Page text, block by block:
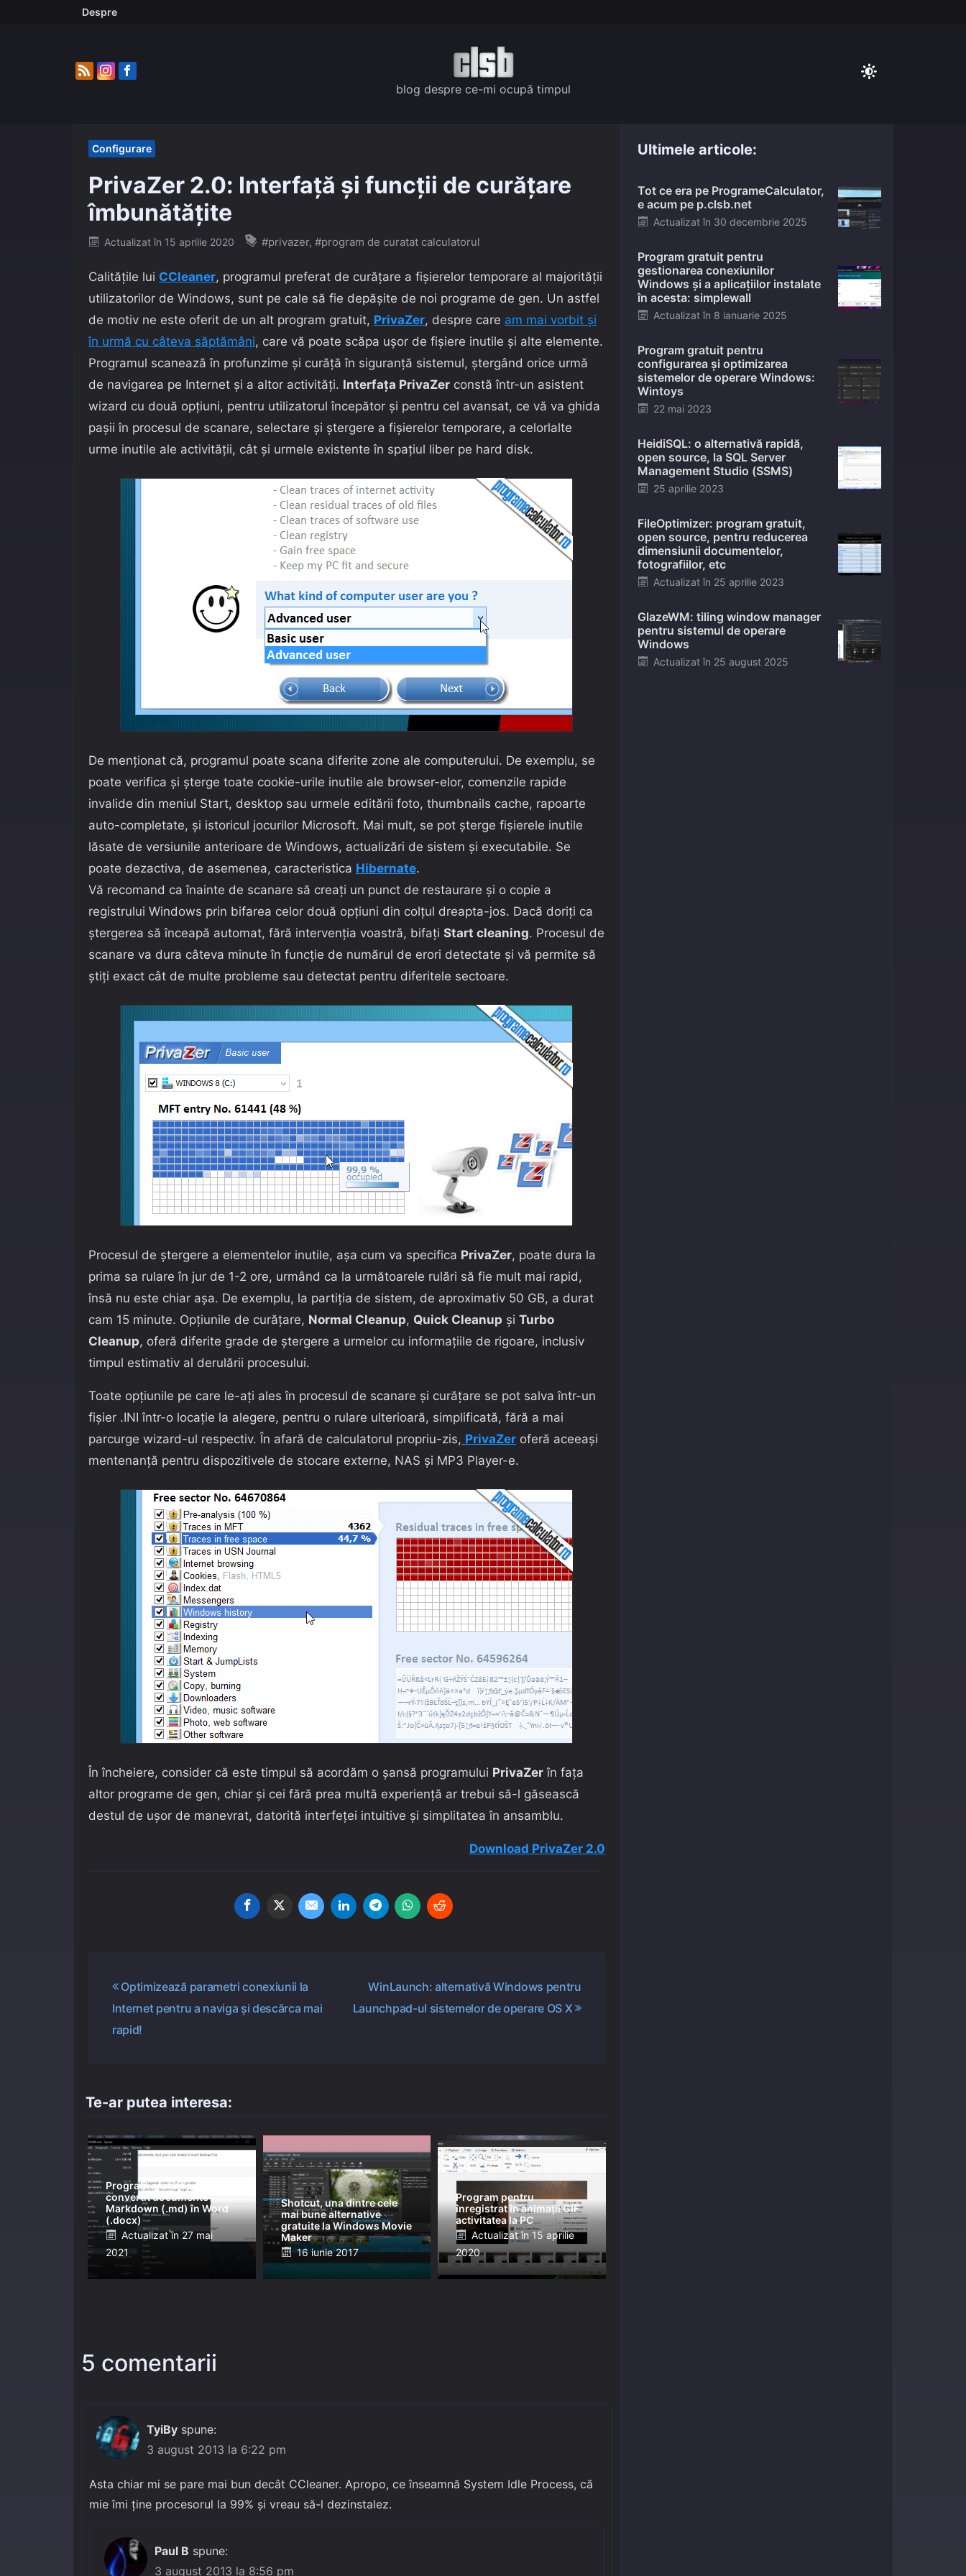
Despre
blog despre ce-mi ocupă timpul
Configurare
PrivaZer 2.0: Interfață și funcții de curățare
îmbunătățite
Posted
Actualizat în 15 aprilie 2020 #privazer, #program de curatat calculatorul
Calitățile lui CCleaner, programul preferat de curățare a fișierelor temporare al majorității
utilizatorilor de Windows, sunt pe cale să fie depășite de noi programe de gen. Un astfel
de motiv ne este oferit de un alt program gratuit, PrivaZer, despre care am mai vorbit și
în urmă cu câteva săptămâni, care vă poate scăpa ușor de fișiere inutile și alte elemente.
Programul scanează în profunzime și curăță în siguranță sistemul, ștergând orice urmă
de navigarea pe Internet și a altor activități. Interfața PrivaZer constă într-un asistent
wizard cu două opțiuni, pentru utilizatorul începător și pentru cel avansat, ce vă va ghida
pașii în procesul de scanare, selectare și ștergere a fișierelor temporare, a celorlalte
urme inutile ale activității, cât și urmele existente în spațiul liber pe hard disk.
De menționat că, programul poate scana diferite zone ale computerului. De exemplu, se
poate verifica și șterge toate cookie-urile inutile ale browser-elor, comenzile rapide
invalide din meniul Start, desktop sau urmele editării foto, thumbnails cache, rapoarte
auto-completate, și istoricul jocurilor Microsoft. Mai mult, se pot șterge fișierele inutile
lăsate de versiunile anterioare de Windows, actualizări de sistem și executabile. Se
poate dezactiva, de asemenea, caracteristica Hibernate.
Vă recomand ca înainte de scanare să creați un punct de restaurare și o copie a
registrului Windows prin bifarea celor două opțiuni din colțul dreapta-jos. Dacă doriți ca
ștergerea să înceapă automat, fără intervenția voastră, bifați Start cleaning. Procesul de
scanare va dura câteva minute în funcție de numărul de erori detectate și vă permite să
știți exact cât de multe probleme sau detectat pentru diferitele sectoare.
Procesul de ștergere a elementelor inutile, așa cum va specifica PrivaZer, poate dura la
prima sa rulare în jur de 1-2 ore, urmând ca la următoarele rulări să fie mult mai rapid,
însă nu este chiar așa. De exemplu, la partiția de sistem, de aproximativ 50 GB, a durat
cam 15 minute. Opțiunile de curățare, Normal Cleanup, Quick Cleanup și Turbo
Cleanup, oferă diferite grade de ștergere a urmelor cu informațiile de rigoare, inclusiv
timpul estimativ al derulării procesului.
Toate opțiunile pe care le-ați ales în procesul de scanare și curățare se pot salva într-un
fișier .INI într-o locație la alegere, pentru o rulare ulterioară, simplificată, fără a mai
parcurge wizard-ul respectiv. În afară de calculatorul propriu-zis, PrivaZer oferă aceeași
mentenanță pentru dispozitivele de stocare externe, NAS și MP3 Player-e.
În încheiere, consider că este timpul să acordăm o șansă programului PrivaZer în fața
altor programe de gen, chiar și cei fără prea multă experiență ar trebui să-l găsească
destul de ușor de manevrat, datorită interfeței intuitive și simplitatea în ansamblu.
Download PrivaZer 2.0
Navigare
articole
Optimizează parametri conexiunii la
Internet pentru a naviga și descărca mai
rapid!
WinLaunch: alternativă Windows pentru
Launchpad-ul sistemelor de operare OS X
Te-ar putea interesa:
Program gratuit pentru
convertit documente
Markdown (.md) în Word
(.docx)
Posted
on
Actualizat în 27 mai
2021
Shotcut, una dintre cele
mai bune alternative
gratuite la Windows Movie
Maker
Posted
16 iunie 2017
Program pentru
înregistrat în animații GIF
activitatea la PC
Posted
on
Actualizat în 15 aprilie
2020
5 comentarii
TyiBy spune:
3 august 2013 la 6:22 pm
Asta chiar mi se pare mai bun decât CCleaner. Apropo, ce înseamnă System Idle Process, că
mie îmi ține procesorul la 99% și vreau să-l dezinstalez.
Paul B spune:
3 august 2013 la 8:56 pm
Ultimele articole:
Tot ce era pe ProgrameCalculator,
e acum pe p.clsb.net
Posted
Actualizat în 30 decembrie 2025
Program gratuit pentru
gestionarea conexiunilor
Windows și a aplicațiilor instalate
în acesta: simplewall
Posted
Actualizat în 8 ianuarie 2025
Program gratuit pentru
configurarea și optimizarea
sistemelor de operare Windows:
Wintoys
Posted
22 mai 2023
HeidiSQL: o alternativă rapidă,
open source, la SQL Server
Management Studio (SSMS)
Posted
25 aprilie 2023
FileOptimizer: program gratuit,
open source, pentru reducerea
dimensiunii documentelor,
fotografiilor, etc
Posted
Actualizat în 25 aprilie 2023
GlazeWM: tiling window manager
pentru sistemul de operare
Windows
Posted
Actualizat în 25 august 2025